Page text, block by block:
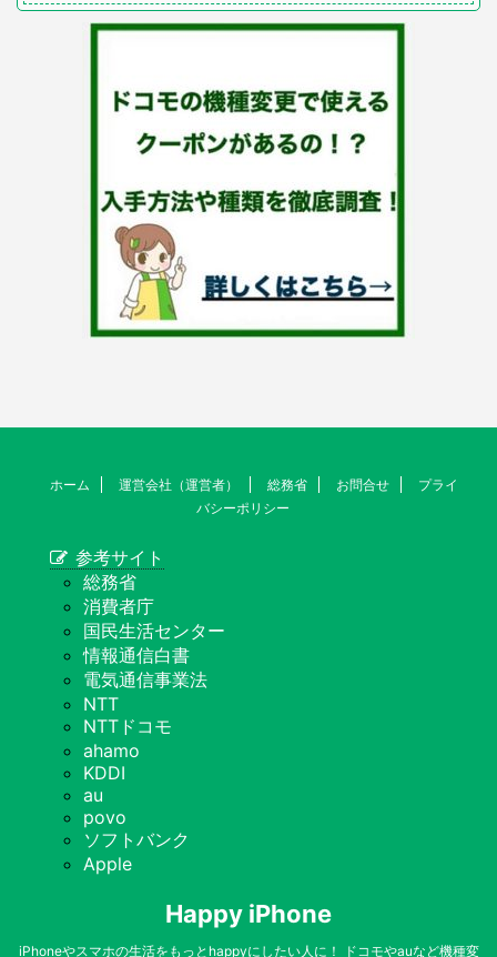
ホーム 運営会社（運営者） 総務省 お問合せ
プライ
バシーポリシー
参考サイト
総務省
消費者庁
国民生活センター
情報通信白書
電気通信事業法
NTT
NTTドコモ
ahamo
KDDI
au
povo
ソフトバンク
Apple
Happy iPhone
iPhoneやスマホの生活をもっとhappyにしたい人に！ ドコモやauなど機種変